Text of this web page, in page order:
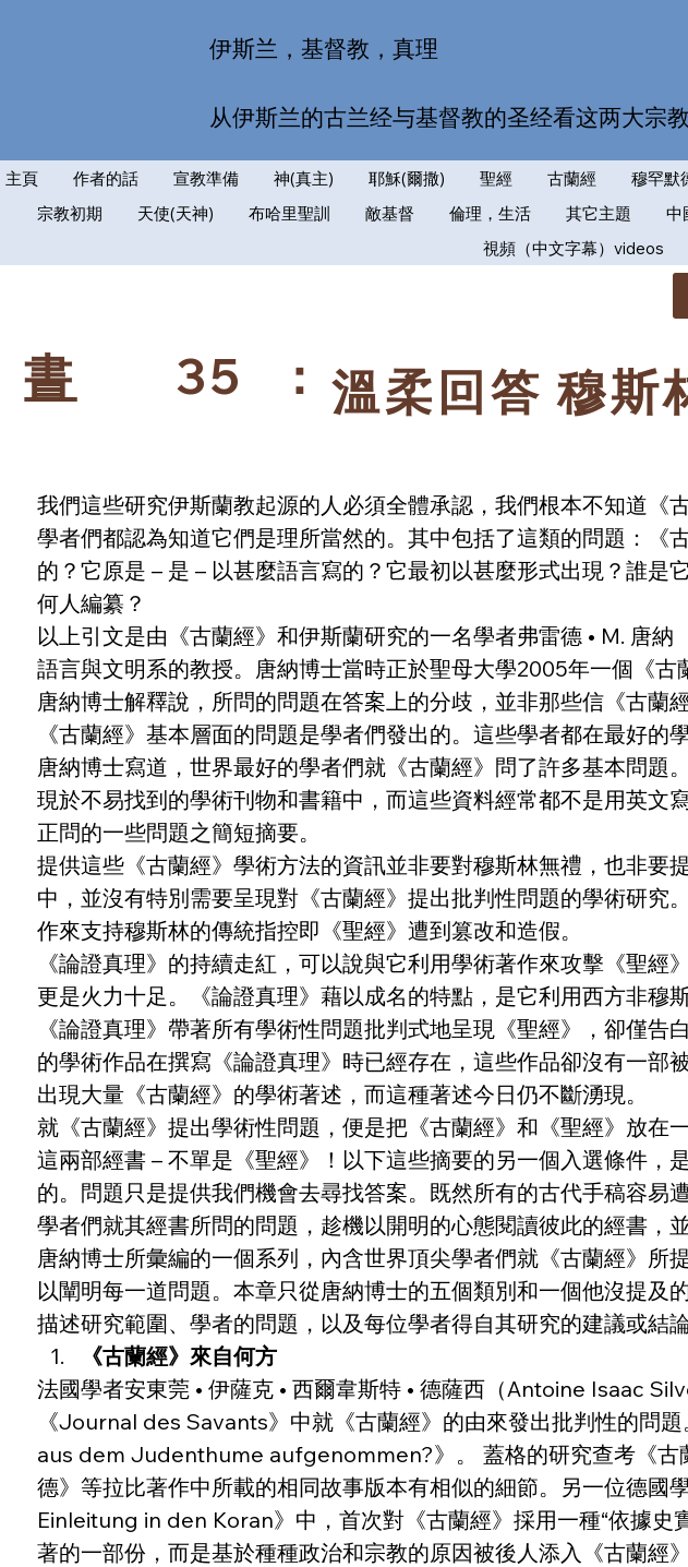
伊斯兰，基督教，真理
从伊斯兰的古兰经与基督教的圣经看这两大宗
主頁 作者的話 宣教準備 神(真主) 耶穌(爾撒) 聖經 古蘭經 穆罕默
宗教初期
天使(天神) 布哈里聖訓 敵基督 倫理，生活 其它主題 中
視頻（中文字幕）videos
學者們就《古蘭經》所問的
溫柔回答 穆斯
書
我們這些研究伊斯蘭教起源的人必須全體承認，我們根本不知道《
學者們都認為知道它們是理所當然的。其中包括了這類的問題：
的？它原是 – 是 – 以甚麼語言寫的？它最初以甚麼形式出現？誰
何人編纂？
以上引文是由《古蘭經》和伊斯蘭研究的一名學者弗雷德 • M. 唐
語言與文明系的教授。唐納博士當時正於聖母大學2005年一個《古
唐納博士解釋說，所問的問題在答案上的分歧，並非那些信《古
《古蘭經》基本層面的問題是學者們發出的。這些學者都在最好
唐納博士寫道，世界最好的學者們就《古蘭經》問了許多基本問
現於不易找到的學術刊物和書籍中，而這些資料經常都不是用英
正問的一些問題之簡短摘要。
提供這些《古蘭經》學術方法的資訊並非要對穆斯林無禮，也非
中，並沒有特別需要呈現對《古蘭經》提出批判性問題的學術研
作來支持穆斯林的傳統指控即《聖經》遭到篡改和造假。
《論證真理》的持續走紅，可以說與它利用學術著作來攻擊《聖
更是火力十足。《論證真理》藉以成名的特點，是它利用西方非穆
《論證真理》帶著所有學術性問題批判式地呈現《聖經》，卻僅
的學術作品在撰寫《論證真理》時已經存在，這些作品卻沒有一
出現大量《古蘭經》的學術著述，而這種著述今日仍不斷湧現。
就《古蘭經》提出學術性問題，便是把《古蘭經》和《聖經》放
這兩部經書 – 不單是《聖經》！以下這些摘要的另一個入選條件
的。問題只是提供我們機會去尋找答案。既然所有的古代手稿容
學者們就其經書所問的問題，趁機以開明的心態閱讀彼此的經書，
唐納博士所彙編的一個系列，內含世界頂尖學者們就《古蘭經》所
以闡明每一道問題。本章只從唐納博士的五個類別和一個他沒提
描述研究範圍、學者的問題，以及每位學者得自其研究的建議或結論
《古蘭經》來自何方
法國學者安東莞 • 伊薩克 • 西爾韋斯特 • 德薩西（Antoine Isaac
《Journal des Savants》中就《古蘭經》的由來發出批判性的問
aus dem Judenthume aufgenommen?》。 蓋格的研究查考《古
德》等拉比著作中所載的相同故事版本有相似的細節。另一位德
Einleitung in den Koran》中，首次對《古蘭經》採用一種“依據
著的一部份，而是基於種種政治和宗教的原因被後人添入《古蘭經
35 ：